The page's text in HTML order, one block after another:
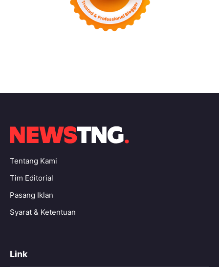
Tentang Kami
Tim Editorial
Pasang Iklan
Syarat & Ketentuan
Link